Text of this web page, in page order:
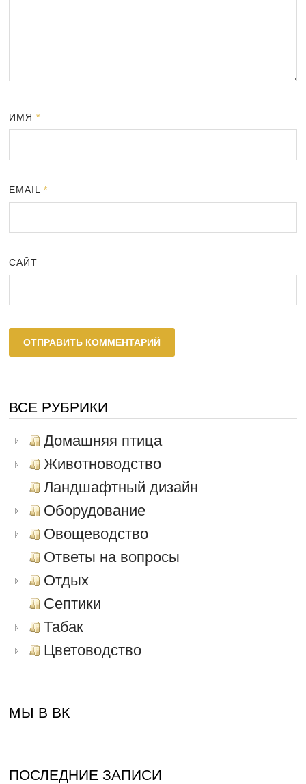
ИМЯ*
EMAIL*
САЙТ
ВСЕ РУБРИКИ
Домашняя птица
Животноводство
Ландшафтный дизайн
Оборудование
Овощеводство
Ответы на вопросы
Отдых
Септики
Табак
Цветоводство
МЫ В ВК
ПОСЛЕДНИЕ ЗАПИСИ